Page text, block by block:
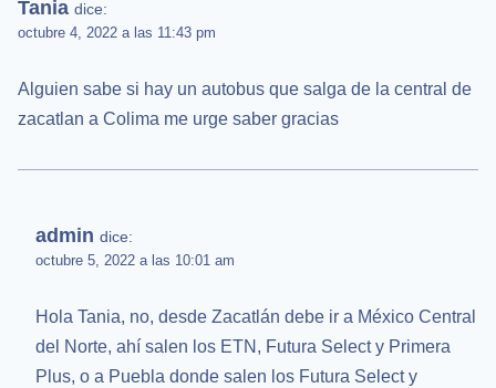
Tania dice:
octubre 4, 2022 a las 11:43 pm
Alguien sabe si hay un autobus que salga de la central de
zacatlan a Colima me urge saber gracias
admin dice:
octubre 5, 2022 a las 10:01 am
Hola Tania, no, desde Zacatlán debe ir a México Central
del Norte, ahí salen los ETN, Futura Select y Primera
Plus, o a Puebla donde salen los Futura Select y